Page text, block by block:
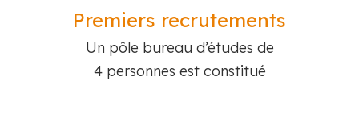
Premiers recrutements
Un pôle bureau d’études de
4 personnes est constitué